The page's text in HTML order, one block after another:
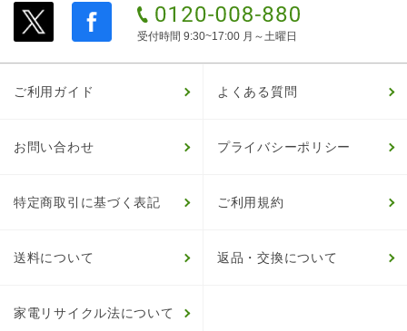
受付時間 9:30~17:00 月～土曜日
ご利用ガイド よくある質問
お問い合わせ プライバシーポリシー
特定商取引に基づく表記 ご利用規約
送料について 返品・交換について
家電リサイクル法について